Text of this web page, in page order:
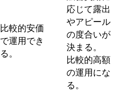
比較的安価
で運用でき
る。
応じて露出
やアピール
の度合いが
決まる。
比較的高額
の運用にな
る。